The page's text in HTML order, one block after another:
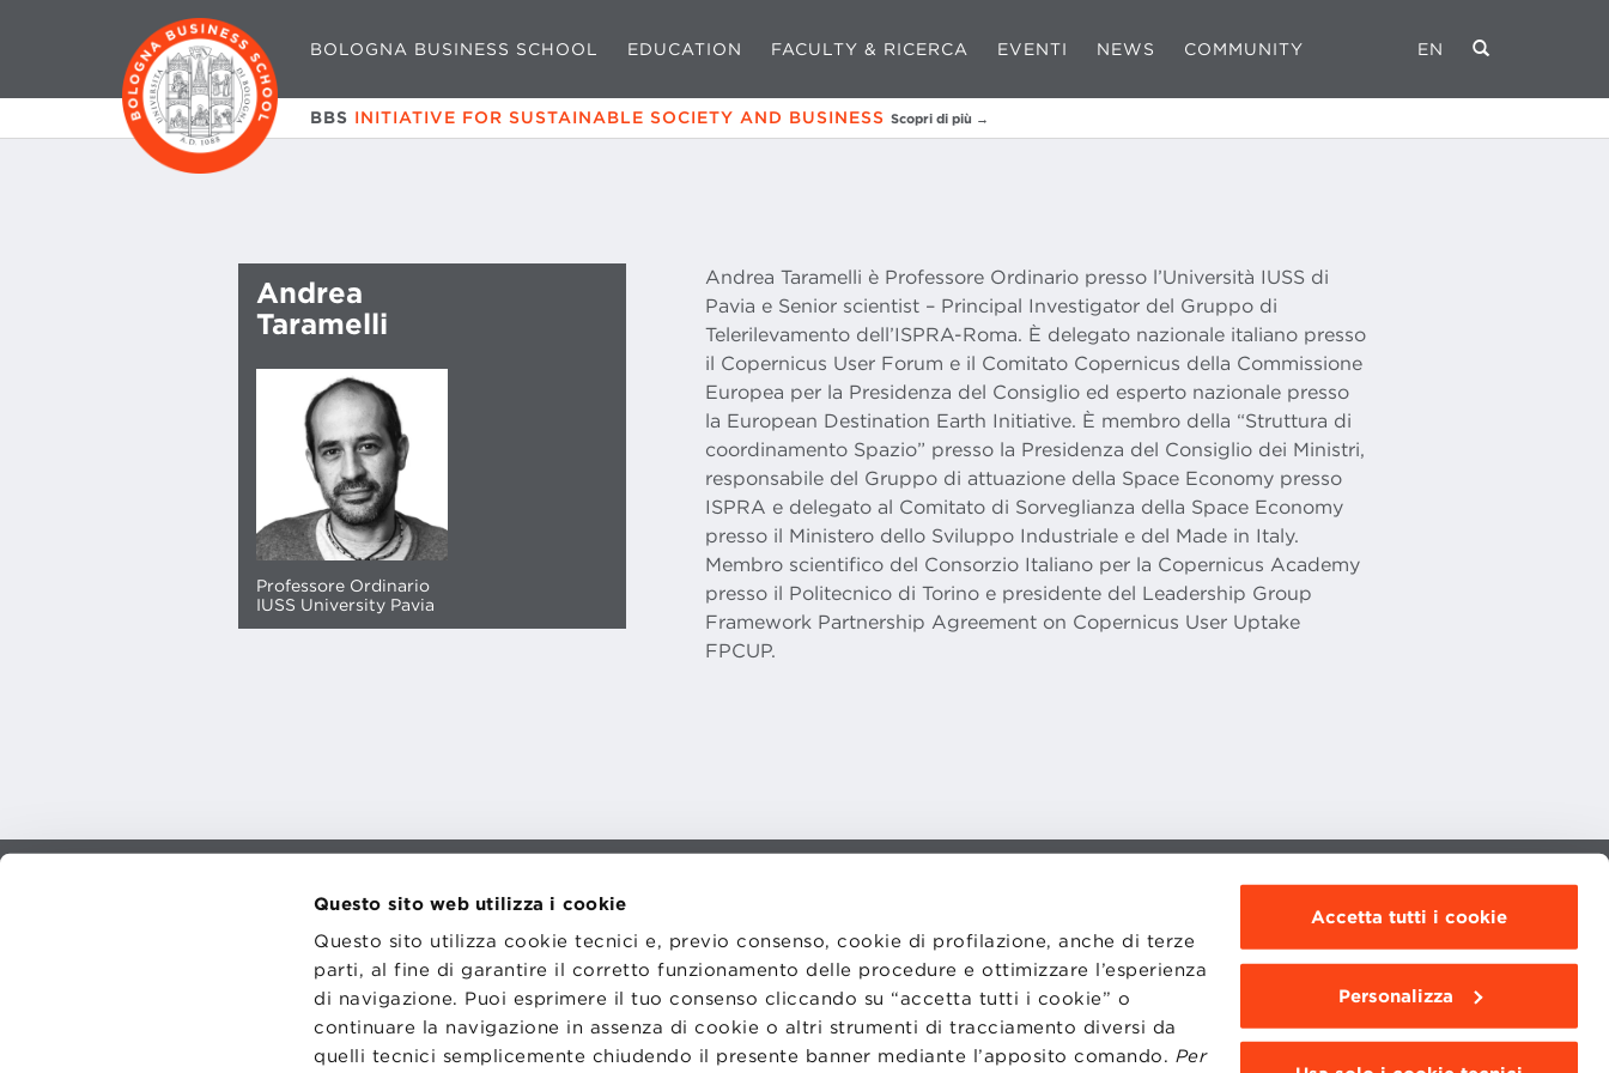
Questo sito web utilizza i cookie
Questo sito utilizza cookie tecnici e, previo consenso, cookie di profilazione, anche di terze
parti, al fine di garantire il corretto funzionamento delle procedure e ottimizzare l’esperienza
di navigazione. Puoi esprimere il tuo consenso cliccando su “accetta tutti i cookie” o
continuare la navigazione in assenza di cookie o altri strumenti di tracciamento diversi da
quelli tecnici semplicemente chiudendo il presente banner mediante l’apposito comando. Per
Accetta tutti i cookie
Personalizza
BOLOGNA BUSINESS SCHOOL EDUCATION FACULTY & RICERCA EVENTI NEWS COMMUNITY EN
BBS INITIATIVE FOR SUSTAINABLE SOCIETY AND BUSINESS Scopri di più →
Andrea
Taramelli
Professore Ordinario
IUSS University Pavia
Andrea Taramelli è Professore Ordinario presso l’Università IUSS di
Pavia e Senior scientist – Principal Investigator del Gruppo di
Telerilevamento dell’ISPRA-Roma. È delegato nazionale italiano presso
il Copernicus User Forum e il Comitato Copernicus della Commissione
Europea per la Presidenza del Consiglio ed esperto nazionale presso
la European Destination Earth Initiative. È membro della “Struttura di
coordinamento Spazio” presso la Presidenza del Consiglio dei Ministri,
responsabile del Gruppo di attuazione della Space Economy presso
ISPRA e delegato al Comitato di Sorveglianza della Space Economy
presso il Ministero dello Sviluppo Industriale e del Made in Italy.
Membro scientifico del Consorzio Italiano per la Copernicus Academy
presso il Politecnico di Torino e presidente del Leadership Group
Framework Partnership Agreement on Copernicus User Uptake
FPCUP.
CONTATTI
PRIVACY
PREFERENZE COOKIE
CODICE ETICO
WHISTLEBLOWING
BBS COMMUNITY PORTAL